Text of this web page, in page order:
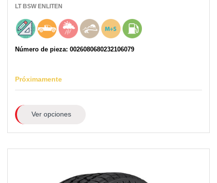
LT BSW ENLITEN
Número de pieza: 0026080680232106079
Próximamente
Ver opciones